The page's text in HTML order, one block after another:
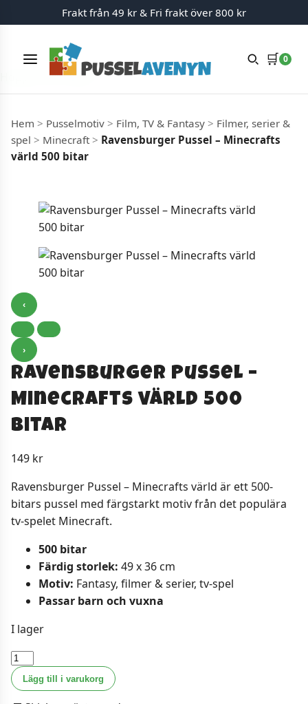
Hoppa till innehåll
Frakt från 49 kr & Fri frakt över 800 kr
Meny 🛒 0
Hem > Pusselmotiv > Film, TV & Fantasy > Filmer, serier &
spel > Minecraft > Ravensburger Pussel – Minecrafts
värld 500 bitar
‹
›
Ravensburger Pussel –
Minecrafts värld 500
bitar
149 kr
Ravensburger Pussel – Minecrafts värld är ett 500-
bitars pussel med färgstarkt motiv från det populära
tv-spelet Minecraft.
500 bitar
Färdig storlek: 49 x 36 cm
Motiv: Fantasy, filmer & serier, tv-spel
Passar barn och vuxna
I lager
Ravensburger
Pussel
-
Lägg till i varukorg